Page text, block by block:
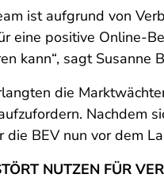
ist aufgrund von
eine positive Online-
kann“, sagt
die
Nachdem
die BEV nun vor dem
NUTZEN FÜR